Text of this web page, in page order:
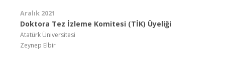
Aralık 2021
Doktora Tez İzleme Komitesi (TİK) Üyeliği
Atatürk Üniversitesi
Zeynep Elbir